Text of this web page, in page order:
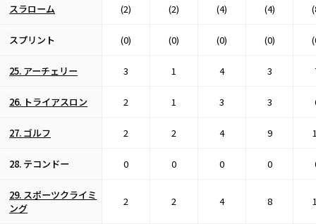
スラローム (2) (2) (4) (4)
スプリント (0) (0) (0) (0)
25. アーチェリー 3 1 4 3
26. トライアスロン 2 1 3 3
27. ゴルフ 2 2 4 9
28. テコンドー 0 0 0 0
29. スポーツクライミ
ング
2 2 4 8